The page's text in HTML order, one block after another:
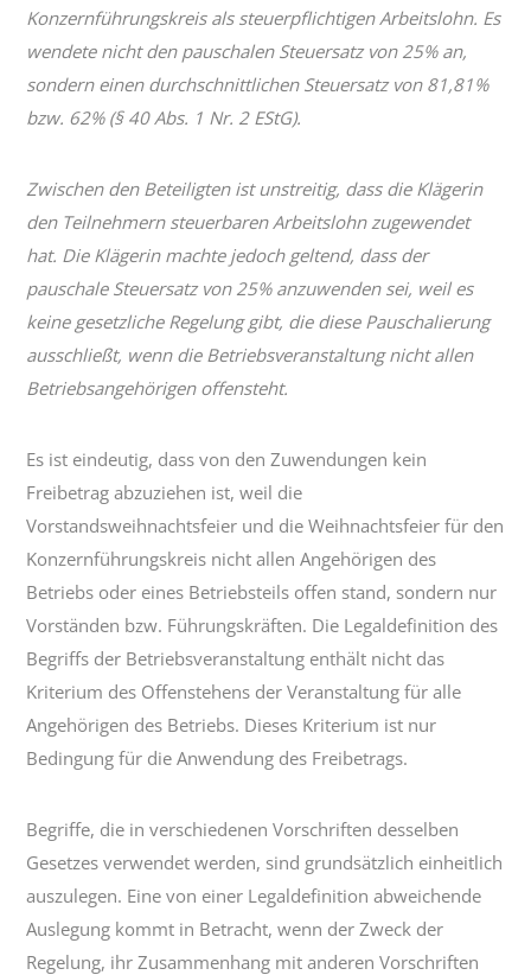
Konzernführungskreis als steuerpflichtigen Arbeitslohn. Es
wendete nicht den pauschalen Steuersatz von 25% an,
sondern einen durchschnittlichen Steuersatz von 81,81%
bzw. 62% (§ 40 Abs. 1 Nr. 2 EStG).
Zwischen den Beteiligten ist unstreitig, dass die Klägerin
den Teilnehmern steuerbaren Arbeitslohn zugewendet
hat. Die Klägerin machte jedoch geltend, dass der
pauschale Steuersatz von 25% anzuwenden sei, weil es
keine gesetzliche Regelung gibt, die diese Pauschalierung
ausschließt, wenn die Betriebsveranstaltung nicht allen
Betriebsangehörigen offensteht.
Es ist eindeutig, dass von den Zuwendungen kein
Freibetrag abzuziehen ist, weil die
Vorstandsweihnachtsfeier und die Weihnachtsfeier für den
Konzernführungskreis nicht allen Angehörigen des
Betriebs oder eines Betriebsteils offen stand, sondern nur
Vorständen bzw. Führungskräften. Die Legaldefinition des
Begriffs der Betriebsveranstaltung enthält nicht das
Kriterium des Offenstehens der Veranstaltung für alle
Angehörigen des Betriebs. Dieses Kriterium ist nur
Bedingung für die Anwendung des Freibetrags.
Begriffe, die in verschiedenen Vorschriften desselben
Gesetzes verwendet werden, sind grundsätzlich einheitlich
auszulegen. Eine von einer Legaldefinition abweichende
Auslegung kommt in Betracht, wenn der Zweck der
Regelung, ihr Zusammenhang mit anderen Vorschriften